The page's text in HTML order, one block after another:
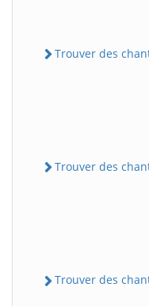
Trouver des
Trouver des
Trouver des